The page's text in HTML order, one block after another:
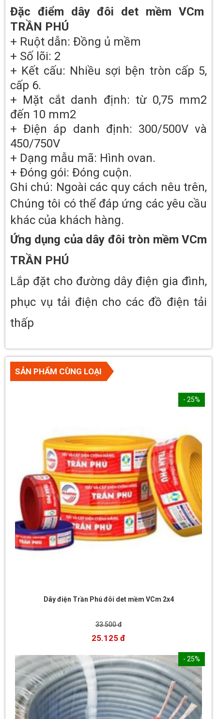
Đặc điểm dây đôi det mềm VCm
TRẦN PHÚ
+ Ruột dẫn: Đồng ủ mềm
+ Số lõi: 2
+ Kết cấu: Nhiều sợi bện tròn cấp 5,
cấp 6.
+ Mặt cắt danh định: từ 0,75 mm2
đến 10 mm2
+ Điện áp danh định: 300/500V và
450/750V
+ Dạng mẫu mã: Hình ovan.
+ Đóng gói: Đóng cuộn.
Ghi chú: Ngoài các quy cách nêu trên,
Chúng tôi có thể đáp ứng các yêu cầu
khác của khách hàng.
Ứng dụng của dây đôi tròn mềm VCm
TRẦN PHÚ
Lắp đặt cho đường dây điện gia đình,
phục vụ tải điện cho các đồ điện tải
thấp
SẢN PHẨM CÙNG LOẠI
- 25%
Dây điện Trần Phú đôi det mềm VCm 2x4
33.500 đ
25.125 đ
- 25%